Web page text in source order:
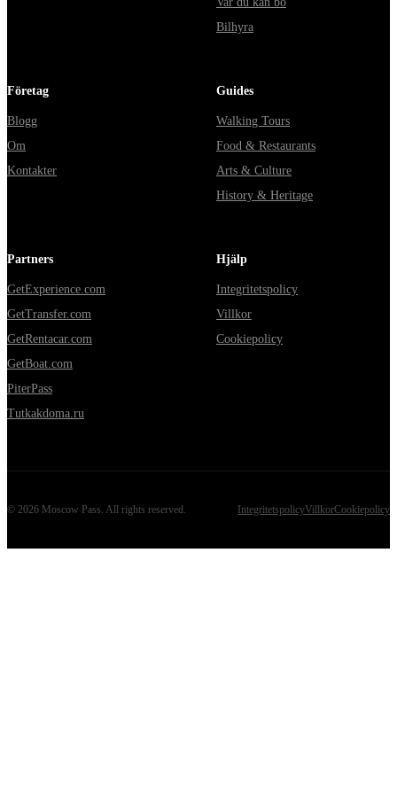
Bilhyra
Företag
Blogg
Om
Kontakter
Guides
Walking Tours
Food & Restaurants
Arts & Culture
History & Heritage
Partners
GetExperience.com
GetTransfer.com
GetRentacar.com
GetBoat.com
PiterPass
Tutkakdoma.ru
Hjälp
Integritetspolicy
Villkor
Cookiepolicy
© 2026 Moscow Pass. All rights reserved. IntegritetspolicyVillkorCookiepolicy